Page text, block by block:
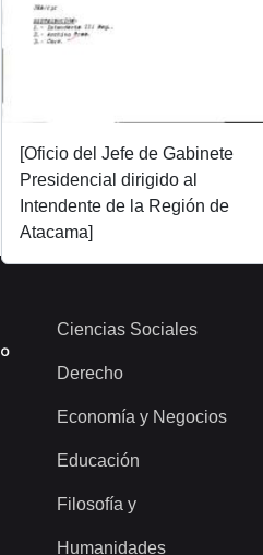
[Oficio del Jefe de Gabinete
Presidencial dirigido al
Intendente de la Región de
Atacama]
Ciencias Sociales
Derecho
Economía y Negocios
Educación
Filosofía y
Humanidades